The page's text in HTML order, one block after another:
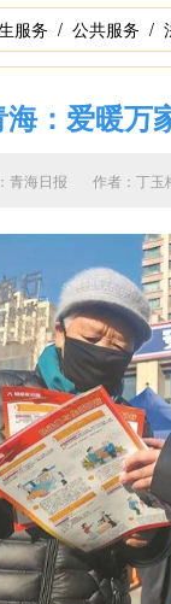
服务 / 公共服务 /
海：爱暖万
青海日报 作者： 丁玉